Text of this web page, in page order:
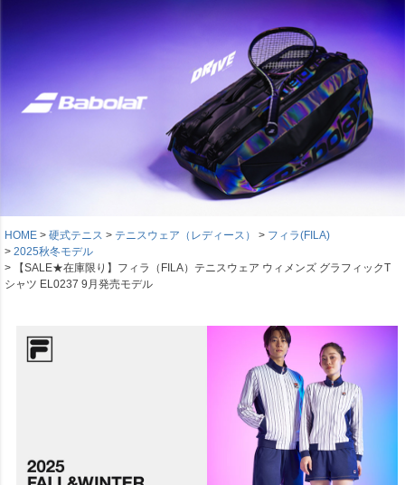
HOME 硬式テニス テニスウェア（レディース）
フィラ(FILA)
2025秋冬モデル
【SALE★在庫限り】フィラ（FILA）テニスウェア ウィメンズ グラフィックT
シャツ EL0237 9月発売モデル